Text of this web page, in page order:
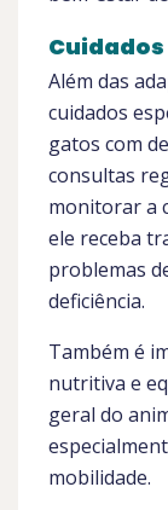
Além das
cuidados
gatos com
consultas
monitorar a
ele receba
problemas
deficiência.
Também é
nutritiva e
geral do
mobilidade.